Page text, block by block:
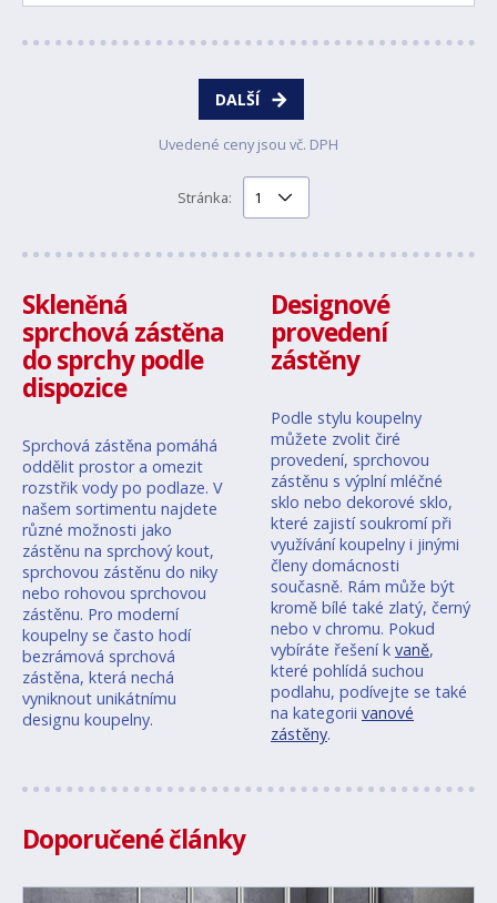
DALŠÍ
Uvedené ceny jsou vč. DPH
Stránka:
Skleněná
sprchová zástěna
do sprchy podle
dispozice
Sprchová zástěna pomáhá
oddělit prostor a omezit
rozstřik vody po podlaze. V
našem sortimentu najdete
různé možnosti jako
zástěnu na sprchový kout,
sprchovou zástěnu do niky
nebo rohovou sprchovou
zástěnu. Pro moderní
koupelny se často hodí
bezrámová sprchová
zástěna, která nechá
vyniknout unikátnímu
designu koupelny.
Designové
provedení
zástěny
Podle stylu koupelny
můžete zvolit čiré
provedení, sprchovou
zástěnu s výplní mléčné
sklo nebo dekorové sklo,
které zajistí soukromí při
využívání koupelny i jinými
členy domácnosti
současně. Rám může být
kromě bílé také zlatý, černý
nebo v chromu. Pokud
vybíráte řešení k vaně,
které pohlídá suchou
podlahu, podívejte se také
na kategorii vanové
zástěny.
Doporučené články